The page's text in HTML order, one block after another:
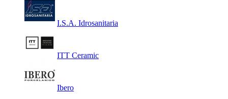
I.S.A. Idrosanitaria
ITT Ceramic
Ibero